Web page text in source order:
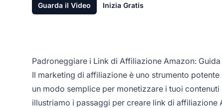
Guarda il Video Inizia Gratis
Padroneggiare i Link di Affiliazione Amazon:
Il marketing di affiliazione è uno strumento
un modo semplice per monetizzare i tuoi
illustriamo i passaggi per creare link di